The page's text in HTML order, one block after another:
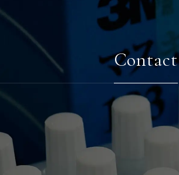
Contact